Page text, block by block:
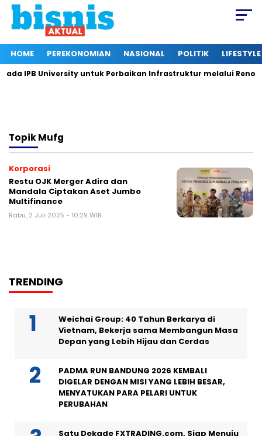
HOME PEREKONOMIAN NASIONAL POLITIK LIFESTYLE
IPB University untuk Perbaikan Infrastruktur melalui
TopikMufg
Korporasi
Restu OJK Merger Adira dan
Mandala Ciptakan Aset Jumbo
Multifinance
Rabu, 2 Juli 2025 - 10:29 WIB
TRENDING
Weichai Group: 40 Tahun Berkarya di
Vietnam, Bekerja sama Membangun Masa
Depan yang Lebih Hijau dan Cerdas
PADMA RUN BANDUNG 2026 KEMBALI
DIGELAR DENGAN MISI YANG LEBIH BESAR,
MENYATUKAN PARA PELARI UNTUK
PERUBAHAN
Satu Dekade FXTRADING.com, Siap Menuju